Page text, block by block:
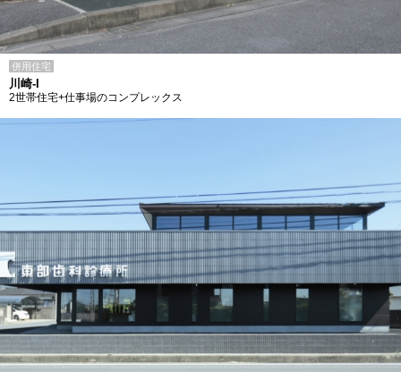
併用住宅
川崎-I
2世帯住宅+仕事場のコンプレックス